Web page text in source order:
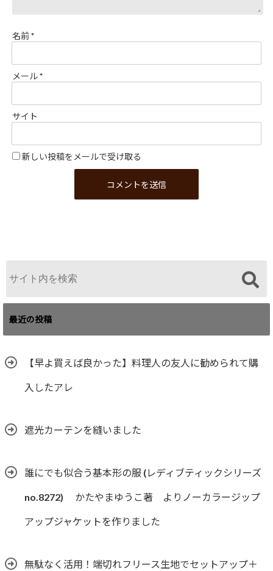
名前*
メール*
サイト
新しい投稿をメールで受け取る
最近の投稿
【早よ買えば良かった】料理人の友人に勧められて購
入したアレ
遮光カーテンを縫いました
誰にでも似合う基本形の服 (レディブティックシリーズ
no.8272) かたやまゆうこ著 よりノーカラージップ
アップジャケットを作りました
無駄なく活用！端切れフリース生地でセットアップ＋